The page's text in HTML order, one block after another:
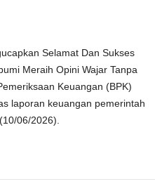
Selamat Dan Sukses
Meraih Opini Wajar Tanpa
Keuangan (BPK)
laporan keuangan pemerintah
06/2026).